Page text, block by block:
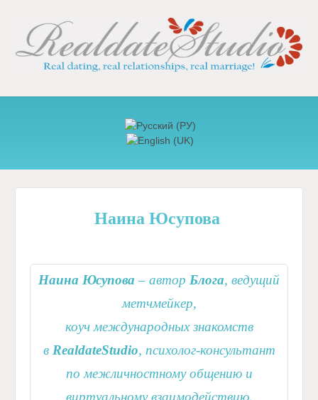
Наина Юсупова
Наина Юсупова – автор Блога, ведущий
метчмейкер,
коучмеждународныхзнакомств
в RealdateStudio, психолог-консультант
по межличностному общению и
виртуальному взаимодействию,